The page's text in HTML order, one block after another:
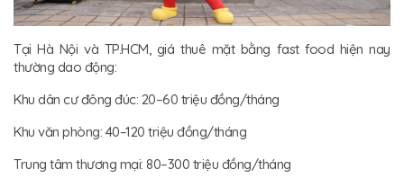
Tại Hà Nội và TP.HCM, giá thuê mặt bằng fast food hiện nay
thường dao động:
Khu dân cư đông đúc: 20–60 triệu đồng/tháng
Khu văn phòng: 40–120 triệu đồng/tháng
Trung tâm thương mại: 80–300 triệu đồng/tháng